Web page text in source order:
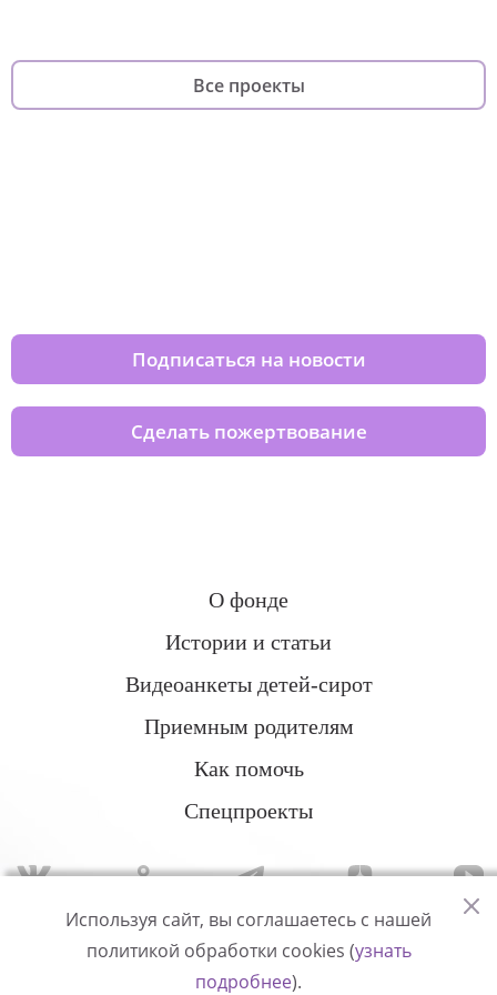
Все проекты
Подписаться на новости
Сделать пожертвование
О фонде
Истории и статьи
Видеоанкеты детей-сирот
Приемным родителям
Как помочь
Спецпроекты
Политика конфиденциальности
Используя сайт, вы соглашаетесь с нашей
политикой обработки cookies (узнать
подробнее).